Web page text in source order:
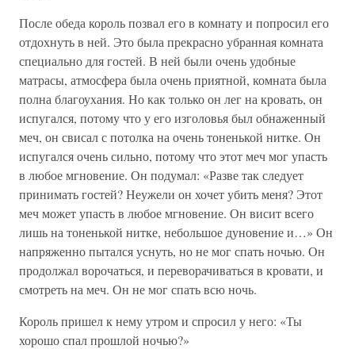
После обеда король позвал его в комнату и попросил его
отдохнуть в ней. Это была прекрасно убранная комната
специально для гостей. В ней были очень удобные
матрасы, атмосфера была очень приятной, комната была
полна благоухания. Но как только он лег на кровать, он
испугался, потому что у его изголовья был обнаженный
меч, он свисал с потолка на очень тоненькой нитке. Он
испугался очень сильно, потому что этот меч мог упасть
в любое мгновение. Он подумал: «Разве так следует
принимать гостей? Неужели он хочет убить меня? Этот
меч может упасть в любое мгновение. Он висит всего
лишь на тоненькой нитке, небольшое дуновение и…» Он
напряженно пытался уснуть, но не мог спать ночью. Он
продолжал ворочаться, и переворачиваться в кровати, и
смотреть на меч. Он не мог спать всю ночь.
Король пришел к нему утром и спросил у него: «Ты
хорошо спал прошлой ночью?»